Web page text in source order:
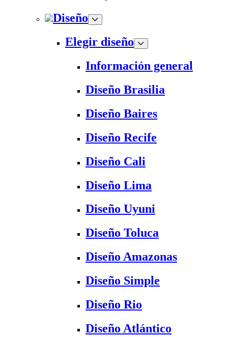
Diseño
Elegir diseño
Información general
Diseño Brasilia
Diseño Baires
Diseño Recife
Diseño Cali
Diseño Lima
Diseño Uyuni
Diseño Toluca
Diseño Amazonas
Diseño Simple
Diseño Rio
Diseño Atlántico